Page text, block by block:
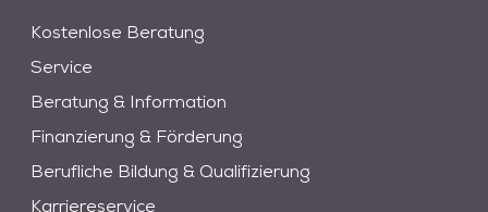
Kostenlose Beratung
Service
Beratung & Information
Finanzierung & Förderung
Berufliche Bildung & Qualifizierung
Karriereservice